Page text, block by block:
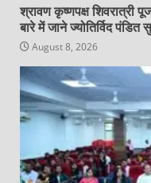
श्रावण कृष्णपक्ष शिवरात्री
बारे में जाने ज्योतिर्विद
August 8, 2026